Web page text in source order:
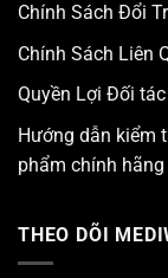
Chính Sách Đổi
Chính Sách Liên
Quyền Lợi Đối
Hướng dẫn kiểm
phẩm chính
THEO DÕI